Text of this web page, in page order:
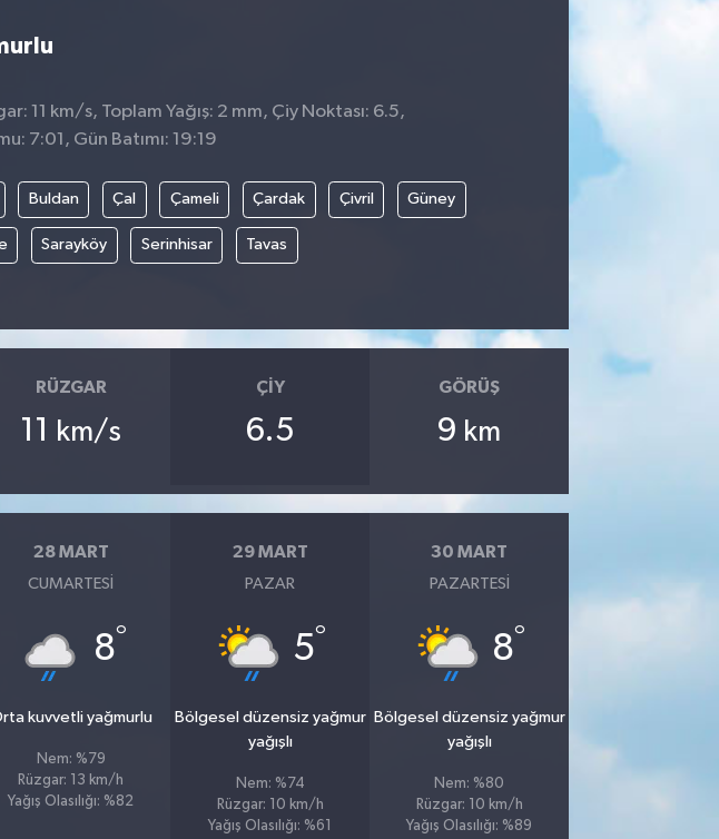
11 km/s, Toplam Yağış: 2 mm, Çiy Noktası: 6.5,
7:01, Gün Batımı: 19:19
Buldan Çal Çameli Çardak Çivril Güney
Sarayköy Serinhisar Tavas
RÜZGAR
11 km/s
ÇIY
6.5
GÖRÜŞ
9 km
28 MART
CUMARTESI
8°
kuvvetli yağmurlu
Nem: %79
Rüzgar: 13 km/h
Yağış Olasılığı: %82
29 MART
PAZAR
5°
Bölgesel düzensiz yağmur
yağışlı
Nem: %74
Rüzgar: 10 km/h
Yağış Olasılığı: %61
30 MART
PAZARTESI
8°
Bölgesel düzensiz yağmur
yağışlı
Nem: %80
Rüzgar: 10 km/h
Yağış Olasılığı: %89